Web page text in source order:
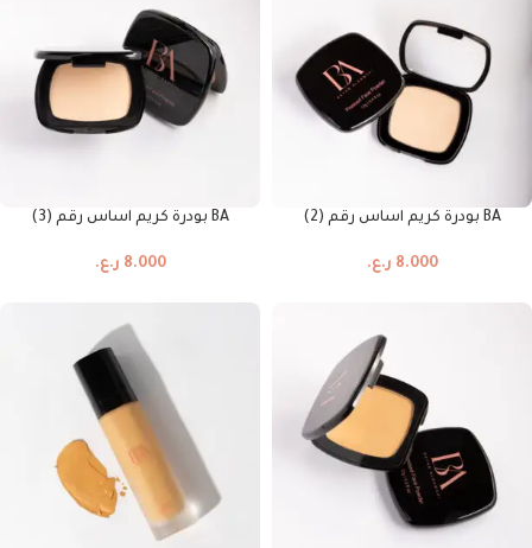
BA بودرة كريم اساس رقم (2)
8.000 ر.ع.
BA بودرة كريم اساس رقم (3)
8.000 ر.ع.